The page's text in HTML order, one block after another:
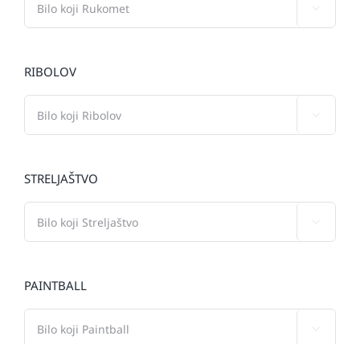
RIBOLOV
STRELJAŠTVO
PAINTBALL